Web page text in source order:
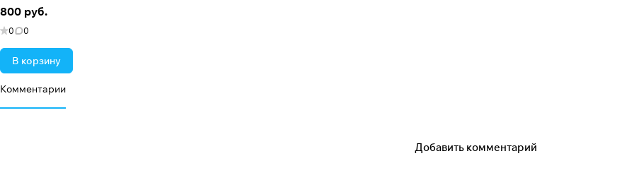
800 руб.
0 0
В корзину
Комментарии
Добавить комментарий